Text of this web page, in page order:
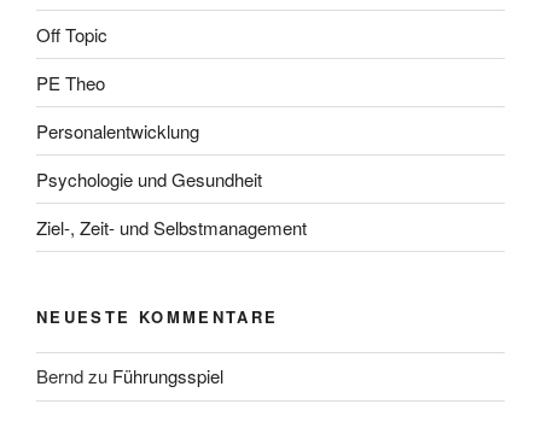
Off Topic
PE Theo
Personalentwicklung
Psychologie und Gesundheit
Ziel-, Zeit- und Selbstmanagement
NEUESTE KOMMENTARE
Berndzu Führungsspiel